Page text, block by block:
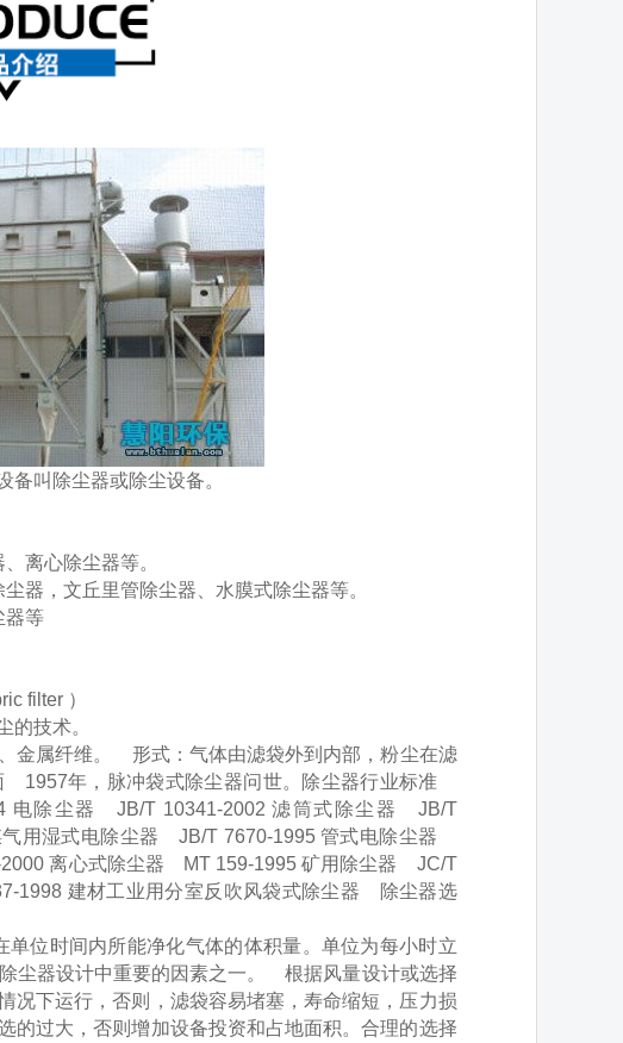
叫除尘器或除尘设备。
、离心除尘器等。
尘器，文丘里管除尘器、水膜式除尘器等。
器等
filter ）
技术。
金属纤维。 形式：气体由滤袋外到内部，粉尘在滤
1957年，脉冲袋式除尘器问世。除尘器行业标准
电除尘器 JB/T 10341-2002 滤筒式除尘器 JB/T
用湿式电除尘器 JB/T 7670-1995 管式电除尘器
离心式除尘器 MT 159-1995 矿用除尘器 JC/T
1998 建材工业用分室反吹风袋式除尘器 除尘器选
位时间内所能净化气体的体积量。单位为每小时立
尘器设计中重要的因素之一。 根据风量设计或选择
况下运行，否则，滤袋容易堵塞，寿命缩短，压力损
的过大，否则增加设备投资和占地面积。合理的选择